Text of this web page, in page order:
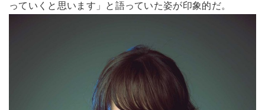
っていくと思います」と語っていた姿が印象的だ。